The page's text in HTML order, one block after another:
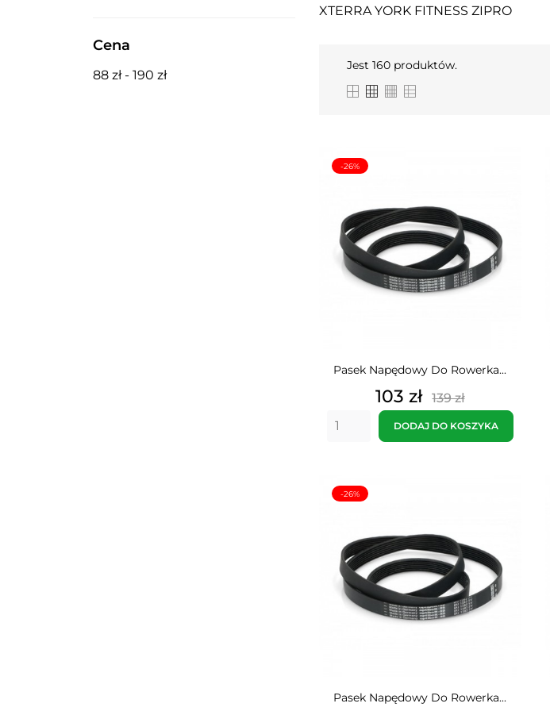
Cena
88 zł - 190 zł
XTERRA YORK FITNESS ZIPRO
Jest 160 produktów.
Pasek Napędowy Do Rowerka...
Cena
103 zł Cena
podstawowa
139 zł
DODAJ DO KOSZYKA
-26%
Pasek Napędowy Do Rowerka...
-26%